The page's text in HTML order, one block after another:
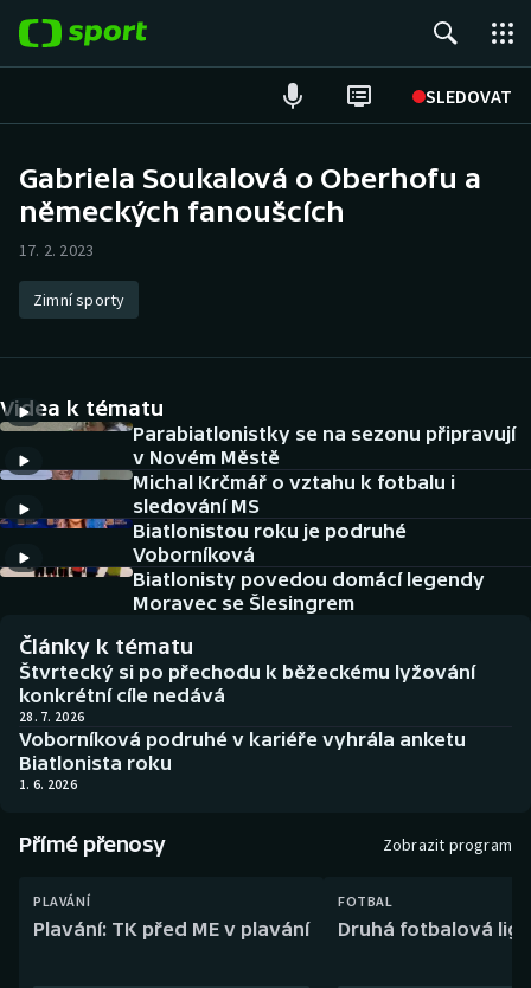
SLEDOVAT
Hokej
Atletika
DALŠÍ SPORTY
Americký fotbal
Baseball a softbal
Biatlon
Boby a skeleton
Box
Curling
Dostihy
NEPŘEHLÉDNĚTE
Historické návraty
Aplikace ČT sport
AZ kvíz
Gabriela Soukalová o Oberhofu a
německých fanoušcích
17. 2. 2023
Zimní sporty
Videa k tématu
Parabiatlonistky se na sezonu připravují
v Novém Městě
Michal Krčmář o vztahu k fotbalu i
sledování MS
Biatlonistou roku je podruhé
Voborníková
Biatlonisty povedou domácí legendy
Moravec se Šlesingrem
Články k tématu
Štvrtecký si po přechodu k běžeckému lyžování
konkrétní cíle nedává
28. 7. 2026
Voborníková podruhé v kariéře vyhrála anketu
Biatlonista roku
1. 6. 2026
Přímé přenosy Zobrazit program
PLAVÁNÍ
Plavání: TK před ME v plavání
FOTBAL
Druhá fotbalová